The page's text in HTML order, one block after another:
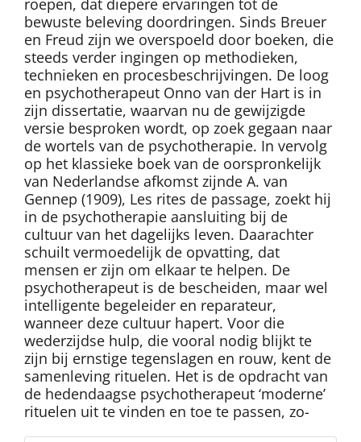
roepen, dat diepere ervaringen tot de
bewuste beleving doordringen. Sinds Breuer
en Freud zijn we overspoeld door boeken, die
steeds verder ingingen op methodieken,
technieken en procesbeschrijvingen. De loog
en psychotherapeut Onno van der Hart is in
zijn dissertatie, waarvan nu de gewijzigde
versie besproken wordt, op zoek gegaan naar
de wortels van de psychotherapie. In vervolg
op het klassieke boek van de oorspronkelijk
van Nederlandse afkomst zijnde A. van
Gennep (1909), Les rites de passage, zoekt hij
in de psychotherapie aansluiting bij de
cultuur van het dagelijks leven. Daarachter
schuilt vermoedelijk de opvatting, dat
mensen er zijn om elkaar te helpen. De
psychotherapeut is de bescheiden, maar wel
intelligente begeleider en reparateur,
wanneer deze cultuur hapert. Voor die
wederzijdse hulp, die vooral nodig blijkt te
zijn bij ernstige tegenslagen en rouw, kent de
samenleving rituelen. Het is de opdracht van
de hedendaagse psychotherapeut ‘moderne’
rituelen uit te vinden en toe te passen, zo-